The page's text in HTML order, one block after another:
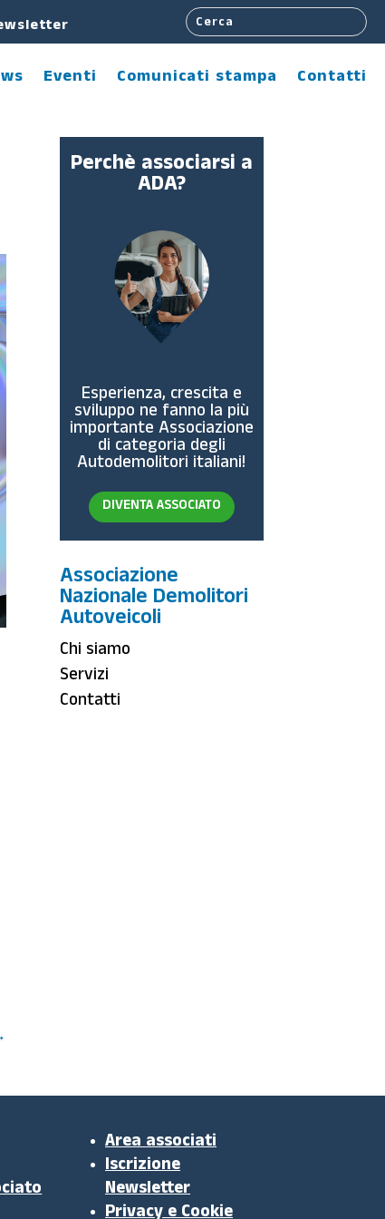
Eventi Comunicati stampa Contatti
Perchè associarsi a
ADA?
Esperienza, crescita e
sviluppo ne fanno la più
importante Associazione
di categoria degli
Autodemolitori italiani!
DIVENTA ASSOCIATO
Associazione
Nazionale Demolitori
Autoveicoli
Chi siamo
Servizi
Contatti
Area associati
Iscrizione
Newsletter
Privacy e Cookie